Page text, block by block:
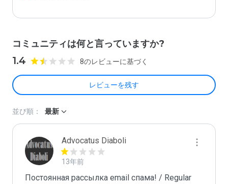
コミュニティは何と言っていますか?
1.4 8のレビューに基づく
レビューを残す
並び順： 最新
Advocatus Diaboli
13年前
Постоянная рассылка email спама! / Regular